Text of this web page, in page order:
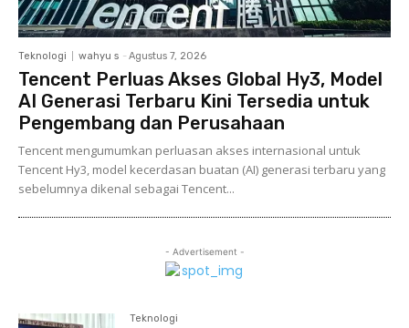
Teknologi wahyu s - Agustus 7, 2026
Tencent Perluas Akses Global Hy3, Model
AI Generasi Terbaru Kini Tersedia untuk
Pengembang dan Perusahaan
Tencent mengumumkan perluasan akses internasional untuk
Tencent Hy3, model kecerdasan buatan (AI) generasi terbaru yang
sebelumnya dikenal sebagai Tencent...
- Advertisement -
Teknologi